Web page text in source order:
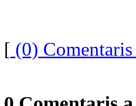
[ (0) Comentaris